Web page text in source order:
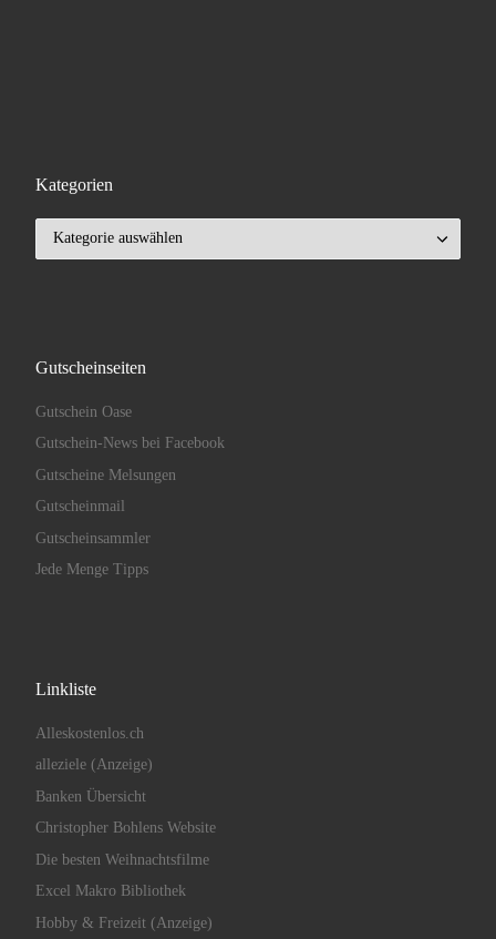
Kategorien
Gutscheinseiten
Gutschein Oase
Gutschein-News bei Facebook
Gutscheine Melsungen
Gutscheinmail
Gutscheinsammler
Jede Menge Tipps
Linkliste
Alleskostenlos.ch
alleziele (Anzeige)
Banken Übersicht
Christopher Bohlens Website
Die besten Weihnachtsfilme
Excel Makro Bibliothek
Hobby & Freizeit (Anzeige)